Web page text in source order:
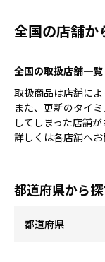
全国の店舗か
全国の取扱店舗一覧
取扱商品は店舗によ
また、更新のタイ
してしまった店舗が
詳しくは各店舗へお
都道府県から